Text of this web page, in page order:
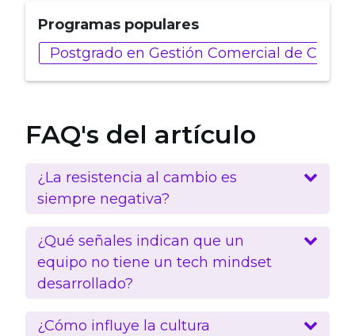
Programas populares
Postgrado en Gestión Comercial de
FAQ's del artículo
¿La resistencia al cambio es
siempre negativa?
¿Qué señales indican que un
equipo no tiene un tech mindset
desarrollado?
¿Cómo influye la cultura